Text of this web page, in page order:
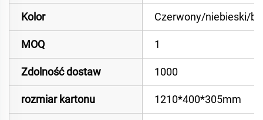
Kolor Czerwony/niebieski/
MOQ 1
Zdolność dostaw 1000
rozmiar kartonu 1210*400*305mm